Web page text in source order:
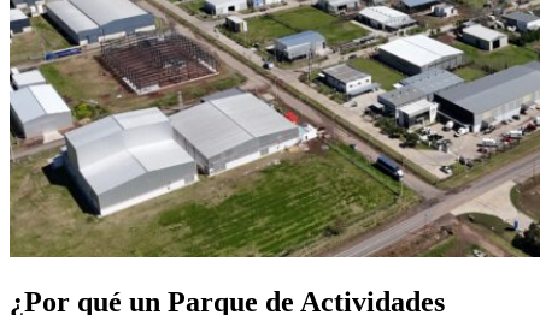
¿Por qué un Parque de Actividades